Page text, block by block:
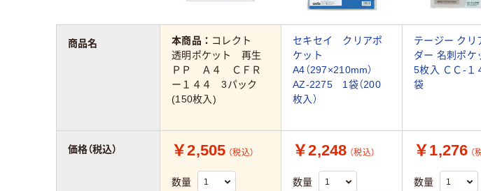
本商品： コレクト
透明ポケット 再生
ＰＰ Ａ４ ＣＦＲ
ー１４４ 3パック
(150枚入)
セキセイ クリアポ
ケット
A4（297×210mm）
AZ-2275 1袋（200
枚入）
テージー クリ
ダー 名刺ポケ
5枚入 ＣＣ-１
袋
￥2,505 （税込）
数量
￥2,248 （税込）
数量
￥1,276 （
数量
商品名
価格（税込）